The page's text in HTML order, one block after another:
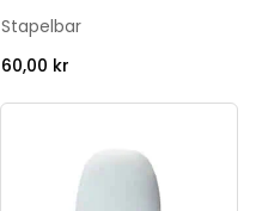
Stapelbar
60,00 kr